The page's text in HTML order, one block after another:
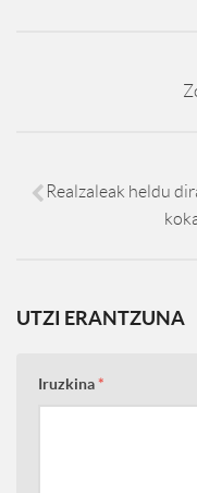
Realzaleak heldu
UTZI ERANTZUNA
Iruzkina*